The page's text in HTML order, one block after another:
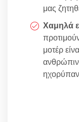
μας
Χαμηλά
μοτέρ